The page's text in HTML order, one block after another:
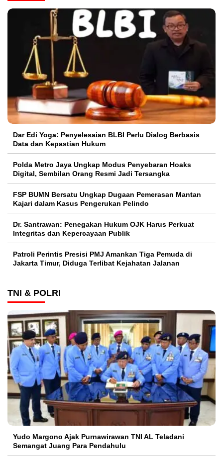
Dar Edi Yoga: Penyelesaian BLBI Perlu Dialog Berbasis
Data dan Kepastian Hukum
Polda Metro Jaya Ungkap Modus Penyebaran Hoaks
Digital, Sembilan Orang Resmi Jadi Tersangka
FSP BUMN Bersatu Ungkap Dugaan Pemerasan Mantan
Kajari dalam Kasus Pengerukan Pelindo
Dr. Santrawan: Penegakan Hukum OJK Harus Perkuat
Integritas dan Kepercayaan Publik
Patroli Perintis Presisi PMJ Amankan Tiga Pemuda di
Jakarta Timur, Diduga Terlibat Kejahatan Jalanan
TNI & POLRI
Yudo Margono Ajak Purnawirawan TNI AL Teladani
Semangat Juang Para Pendahulu